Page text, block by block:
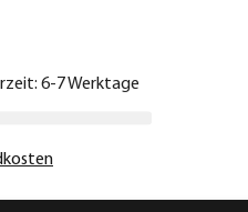
6-7 Werktage